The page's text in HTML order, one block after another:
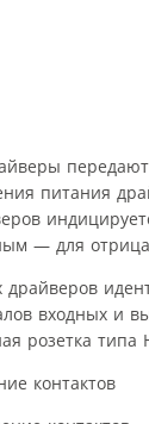
питания
— для
драйверов
входных и
розетка
контактов